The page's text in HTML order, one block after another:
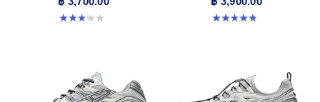
3.0 จาก 5 ดาว 1 รีวิว 4.8 จาก 5 ดาว 396 รีวิว